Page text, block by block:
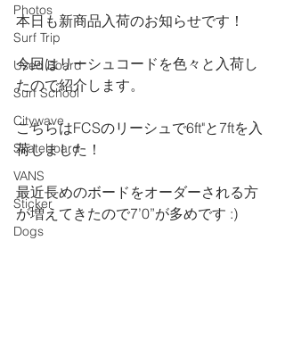
Photos
Surf Trip
Used Board
Surf School
Citywave
Skateboard
VANS
Sticker
Dogs
本日も新商品入荷のお知らせです！
今回はリーシュコードを色々と入荷し
たので紹介します。
こちらはFCSのリーシュで6ft"と7ftを入
荷しました！
最近長めのボードをオーダーされる方
が増えてきたので7’0”が多めです :)